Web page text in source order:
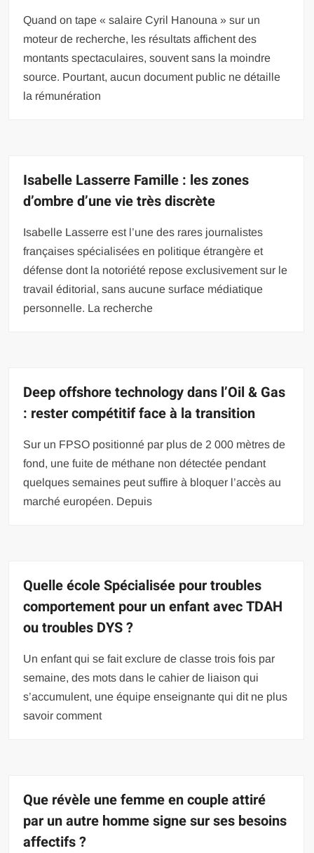
Quand on tape « salaire Cyril Hanouna » sur un
moteur de recherche, les résultats affichent des
montants spectaculaires, souvent sans la moindre
source. Pourtant, aucun document public ne détaille
la rémunération
Isabelle Lasserre Famille : les zones
d’ombre d’une vie très discrète
Isabelle Lasserre est l’une des rares journalistes
françaises spécialisées en politique étrangère et
défense dont la notoriété repose exclusivement sur le
travail éditorial, sans aucune surface médiatique
personnelle. La recherche
Deep offshore technology dans l’Oil & Gas
: rester compétitif face à la transition
Sur un FPSO positionné par plus de 2 000 mètres de
fond, une fuite de méthane non détectée pendant
quelques semaines peut suffire à bloquer l’accès au
marché européen. Depuis
Quelle école Spécialisée pour troubles
comportement pour un enfant avec TDAH
ou troubles DYS ?
Un enfant qui se fait exclure de classe trois fois par
semaine, des mots dans le cahier de liaison qui
s’accumulent, une équipe enseignante qui dit ne plus
savoir comment
Que révèle une femme en couple attiré
par un autre homme signe sur ses besoins
affectifs ?